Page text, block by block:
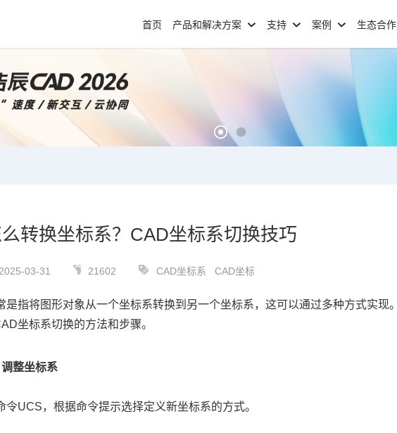
首页 产品和解决方案 支持 案例 生态合作
转换坐标系？CAD坐标系切换技巧
2025-03-31 21602 CAD坐标系 CAD坐标
是指将图形对象从一个坐标系转换到另一个坐标系，这可以通过多种方式实现。
坐标系切换的方法和步骤。
整坐标系
令UCS，根据命令提示选择定义新坐标系的方式。